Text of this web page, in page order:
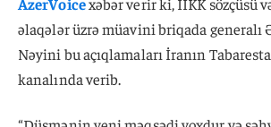
əlaqələr üzrə müavini briqada generalı
Nəyini bu açıqlamaları İranın
kanalında verib.